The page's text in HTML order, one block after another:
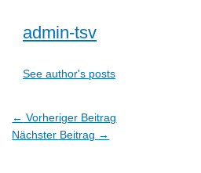
admin-tsv
See author's posts
← Vorheriger Beitrag
Nächster Beitrag →